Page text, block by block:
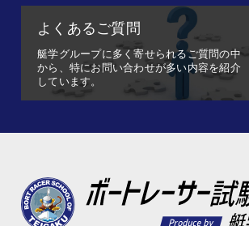
よくあるご質問
艇学グループに多く寄せられるご質問の中
から、特にお問い合わせが多い内容を紹介
しています。